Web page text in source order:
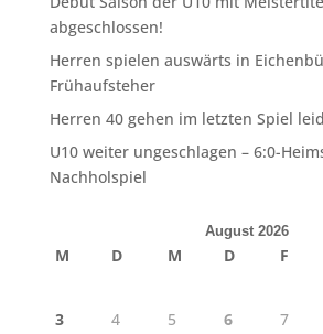
abgeschlossen!
Herren spielen auswärts in
Frühaufsteher
Herren 40 gehen im letzten Spiel
U10 weiter ungeschlagen – 6:0-
Nachholspiel
August 2026
M D M D F
3
4 5 6 7